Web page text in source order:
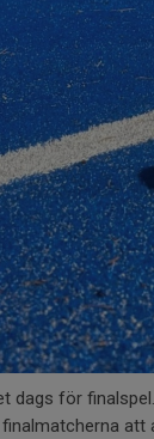
dags för finalspel.
att